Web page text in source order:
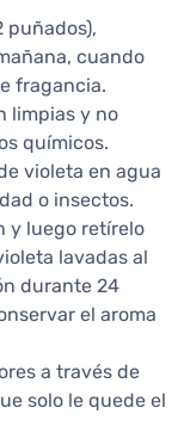
puñados),
cuando
fragancia.
limpias y no
químicos.
violeta en agua
o insectos.
y luego retírelo
lavadas al
durante 24
el aroma
a través de
solo le quede el